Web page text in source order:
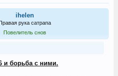
ihelen
рука сатрапа
Повелитель снов
и борьба с ними.